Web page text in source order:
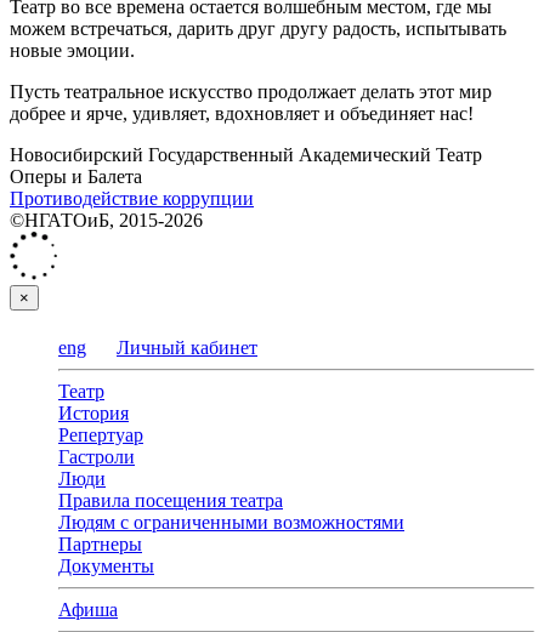
Театр во все времена остается волшебным местом, где мы
можем встречаться, дарить друг другу радость, испытывать
новые эмоции.
Пусть театральное искусство продолжает делать этот мир
добрее и ярче, удивляет, вдохновляет и объединяет нас!
Новосибирский Государственный Академический Театр
Оперы и Балета
Противодействие коррупции
©НГАТОиБ, 2015-2026
×
eng Личный кабинет
Театр
История
Репертуар
Гастроли
Люди
Правила посещения театра
Людям с ограниченными возможностями
Партнеры
Документы
Афиша